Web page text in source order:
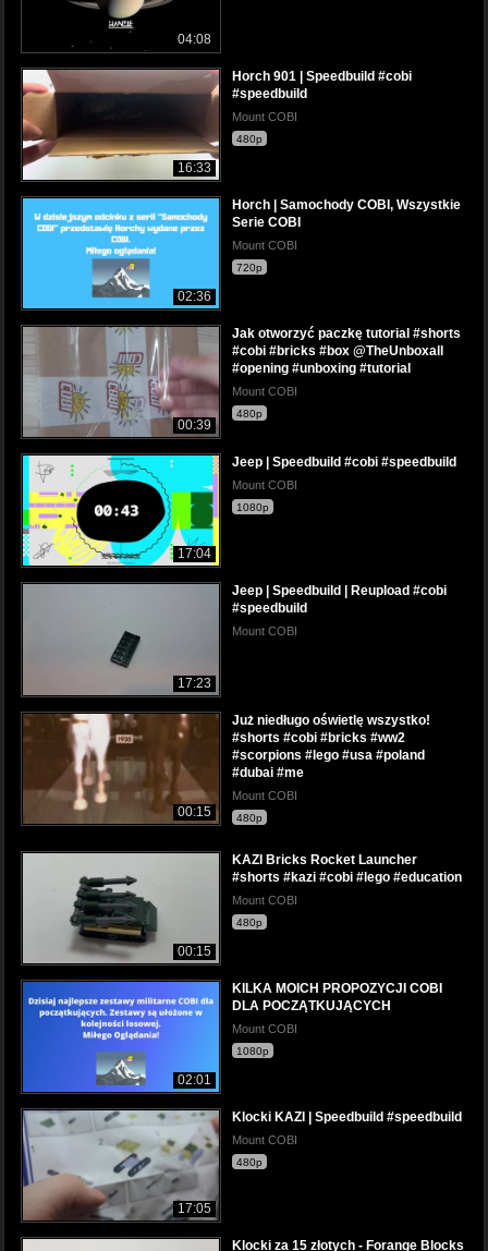
04:08
16:33
Horch 901 | Speedbuild #cobi
#speedbuild
Mount COBI
480p
02:36
Horch | Samochody COBI, Wszystkie
Serie COBI
Mount COBI
720p
00:39
Jak otworzyć paczkę tutorial #shorts
#cobi #bricks #box @TheUnboxall
#opening #unboxing #tutorial
Mount COBI
480p
17:04
Jeep | Speedbuild #cobi #speedbuild
Mount COBI
1080p
17:23
Jeep | Speedbuild | Reupload #cobi
#speedbuild
Mount COBI
00:15
Już niedługo oświetlę wszystko!
#shorts #cobi #bricks #ww2
#scorpions #lego #usa #poland
#dubai #me
Mount COBI
480p
00:15
KAZI Bricks Rocket Launcher
#shorts #kazi #cobi #lego #education
Mount COBI
480p
02:01
KILKA MOICH PROPOZYCJI COBI
DLA POCZĄTKUJĄCYCH
Mount COBI
1080p
17:05
Klocki KAZI | Speedbuild #speedbuild
Mount COBI
480p
Klocki za 15 złotych - Forange Blocks